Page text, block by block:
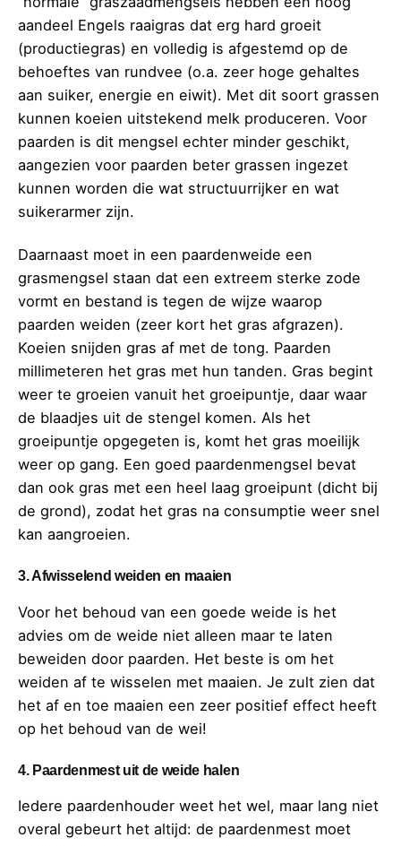
aandeel Engels raaigras dat erg hard groeit
(productiegras) en volledig is afgestemd op de
behoeftes van rundvee (o.a. zeer hoge gehaltes
aan suiker, energie en eiwit). Met dit soort grassen
kunnen koeien uitstekend melk produceren. Voor
paarden is dit mengsel echter minder geschikt,
aangezien voor paarden beter grassen ingezet
kunnen worden die wat structuurrijker en wat
suikerarmer zijn.
Daarnaast moet in een paardenweide een
grasmengsel staan dat een extreem sterke zode
vormt en bestand is tegen de wijze waarop
paarden weiden (zeer kort het gras afgrazen).
Koeien snijden gras af met de tong. Paarden
millimeteren het gras met hun tanden. Gras begint
weer te groeien vanuit het groeipuntje, daar waar
de blaadjes uit de stengel komen. Als het
groeipuntje opgegeten is, komt het gras moeilijk
weer op gang. Een goed paardenmengsel bevat
dan ook gras met een heel laag groeipunt (dicht bij
de grond), zodat het gras na consumptie weer snel
kan aangroeien.
3. Afwisselend weiden en maaien
Voor het behoud van een goede weide is het
advies om de weide niet alleen maar te laten
beweiden door paarden. Het beste is om het
weiden af te wisselen met maaien. Je zult zien dat
het af en toe maaien een zeer positief effect heeft
op het behoud van de wei!
4. Paardenmest uit de weide halen
Iedere paardenhouder weet het wel, maar lang niet
overal gebeurt het altijd: de paardenmest moet